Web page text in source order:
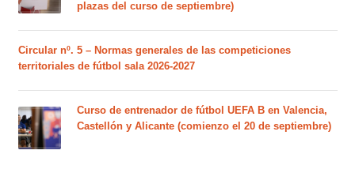
plazas del curso de septiembre)
Circular nº. 5 – Normas generales de las competiciones
territoriales de fútbol sala 2026-2027
Curso de entrenador de fútbol UEFA B en Valencia,
Castellón y Alicante (comienzo el 20 de septiembre)